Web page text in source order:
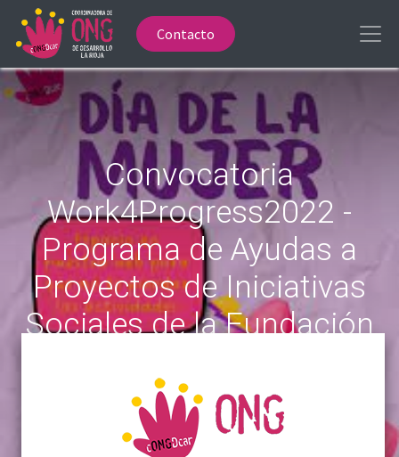
Contacto
Convocatoria
Work4Progress2022 -
Programa de Ayudas a
Proyectos de Iniciativas
Sociales de la Fundación
estatal.